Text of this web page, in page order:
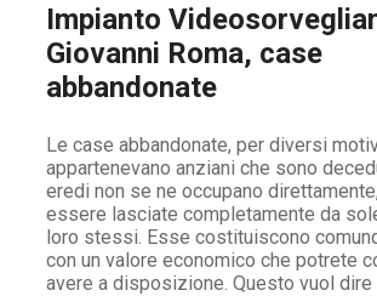
Impianto
Giovanni Roma, case
abbandonate
Le case abbandonate, per diversi
appartenevano anziani che sono
eredi non se ne occupano
essere lasciate completamente da
loro stessi. Esse costituiscono
con un valore economico che potrete
avere a disposizione. Questo vuol